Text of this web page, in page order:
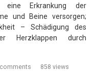
eine Erkrankung der
und Beine versorgen;
– Schädigung des
Herzklappen durch
858 views